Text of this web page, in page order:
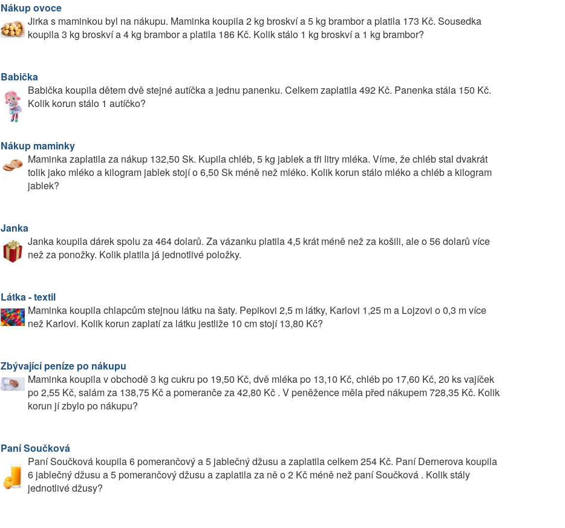
Nákup ovoce
Jirka s maminkou byl na nákupu. Maminka koupila 2 kg broskví a 5 kg brambor a platila 173 Kč. Sousedka
koupila 3 kg broskví a 4 kg brambor a platila 186 Kč. Kolik stálo 1 kg broskví a 1 kg brambor?
Babička
Babička koupila dětem dvě stejné autíčka a jednu panenku. Celkem zaplatila 492 Kč. Panenka stála 150 Kč.
Kolik korun stálo 1 autíčko?
Nákup maminky
Maminka zaplatila za nákup 132,50 Sk. Kupila chléb, 5 kg jablek a tři litry mléka. Víme, že chléb stal dvakrát
tolik jako mléko a kilogram jablek stojí o 6,50 Sk méně než mléko. Kolik korun stálo mléko a chléb a kilogram
jablek?
Janka
Janka koupila dárek spolu za 464 dolarů. Za vázanku platila 4,5 krát méně než za košili, ale o 56 dolarů více
než za ponožky. Kolik platila já jednotlivé položky.
Látka - textil
Maminka koupila chlapcům stejnou látku na šaty. Pepikovi 2,5 m látky, Karlovi 1,25 m a Lojzovi o 0,3 m více
než Karlovi. Kolik korun zaplatí za látku jestliže 10 cm stojí 13,80 Kč?
Zbývající peníze po nákupu
Maminka koupila v obchodě 3 kg cukru po 19,50 Kč, dvě mléka po 13,10 Kč, chléb po 17,60 Kč, 20 ks vajíček
po 2,55 Kč, salám za 138,75 Kč a pomeranče za 42,80 Kč . V peněžence měla před nákupem 728,35 Kč. Kolik
korun jí zbylo po nákupu?
Paní Součková
Paní Součková koupila 6 pomerančový a 5 jablečný džusu a zaplatila celkem 254 Kč. Paní Dernerova koupila
6 jablečný džusu a 5 pomerančový džusu a zaplatila za ně o 2 Kč méně než paní Součková . Kolik stály
jednotlivé džusy?